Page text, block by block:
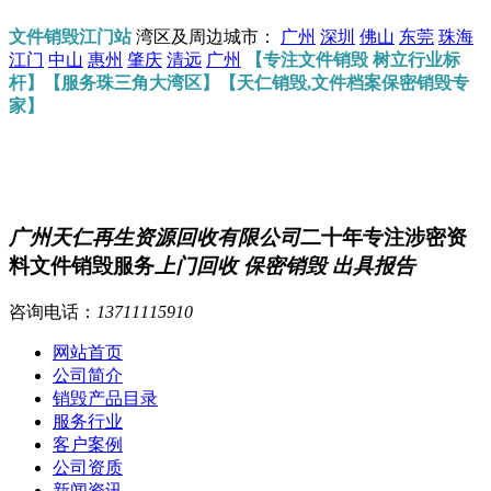
文件销毁江门站湾区及周边城市： 广州 深圳 佛山 东莞 珠海
江门 中山 惠州 肇庆 清远 广州
【专注文件销毁 树立行业标
杆】【服务珠三角大湾区】【天仁销毁,文件档案保密销毁专
家】
广州天仁再生资源回收有限公司二十年专注涉密资
料文件销毁服务 上门回收 保密销毁 出具报告
咨询电话： 13711115910
网站首页
公司简介
销毁产品目录
服务行业
客户案例
公司资质